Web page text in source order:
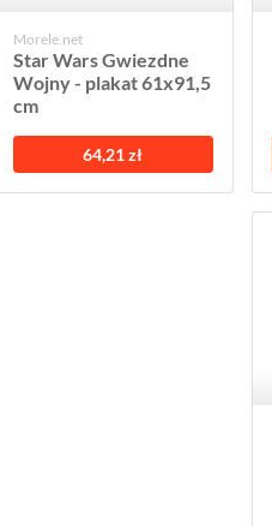
Morele.net
Star Wars Gwiezdne
Wojny - plakat 61x91,5
cm
64,21 zł